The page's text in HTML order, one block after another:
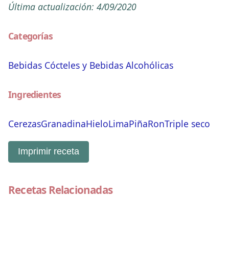
Última actualización: 4/09/2020
Categorías
Bebidas Cócteles y Bebidas Alcohólicas
Ingredientes
CerezasGranadinaHieloLimaPiñaRonTriple seco
Imprimir receta
Recetas Relacionadas